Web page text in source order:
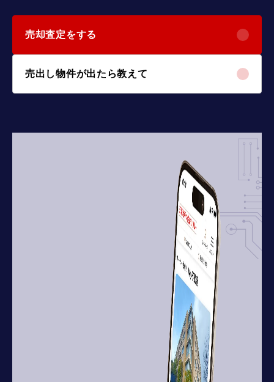
売却査定をする
売出し物件が出たら教えて